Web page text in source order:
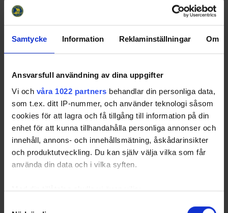
Samtycke Information Reklaminställningar Om
Ansvarsfull användning av dina uppgifter
Vi och våra 1022 partners behandlar din personliga data,
som t.ex. ditt IP-nummer, och använder teknologi såsom
cookies för att lagra och få tillgång till information på din
enhet för att kunna tillhandahålla personliga annonser och
innehåll, annons- och innehållsmätning, åskådarinsikter
och produktutveckling. Du kan själv välja vilka som får
använda din data och i vilka syften.
Med din tillåtelse skulle vi även vilja: